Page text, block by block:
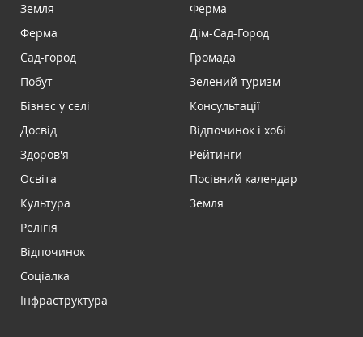
Земля
Ферма
Сад-город
Побут
Бізнес у селі
Досвід
Здоров'я
Освіта
Культура
Релігія
Відпочинок
Соціалка
Інфраструктура
Ферма
Дім-Сад-Город
Громада
Зелений туризм
Консультації
Відпочинок і хобі
Рейтинги
Посівний календар
Земля